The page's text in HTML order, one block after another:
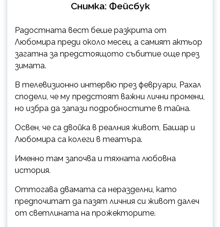
Снимка: Фейсбук
Радостната вест беше разкрита от
Любомира преди около месец, а самият актьор
загатна за предстоящото събитие още през
зимата.
В телевизионно интервю през февруари, Рахал
сподели, че му предстоят важни лични промени,
но избра да запази подробностите в тайна.
Освен, че са двойка в реалния живот, Башар и
Любомира са колеги в театъра.
Именно там започва и тяхната любовна
история.
Оттогава двамата са неразделни, като
предпочитат да пазят личния си живот далеч
от светлината на прожекторите.